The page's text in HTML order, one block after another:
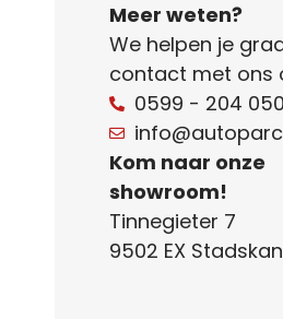
Meer weten?
We helpen je
contact met ons
0599 - 204 050
Kom naar onze
showroom!
Tinnegieter 7
9502 EX